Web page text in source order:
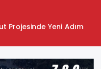
Projesinde Yeni Adım